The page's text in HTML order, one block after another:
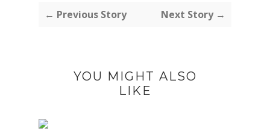
← Previous Story Next Story →
YOU MIGHT ALSO
LIKE